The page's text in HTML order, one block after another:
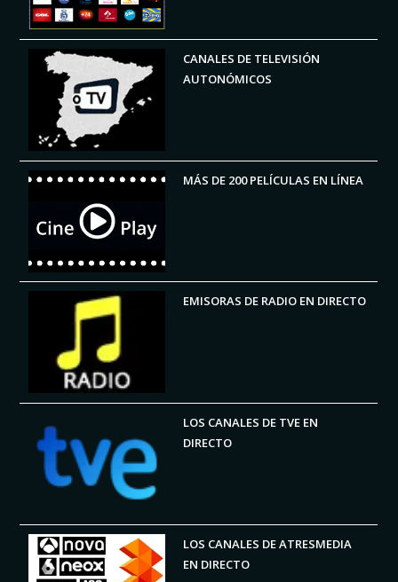
CANALES DE TELEVISIÓN
AUTONÓMICOS
MÁS DE 200 PELÍCULAS EN LÍNEA
EMISORAS DE RADIO EN DIRECTO
LOS CANALES DE TVE EN
DIRECTO
LOS CANALES DE ATRESMEDIA
EN DIRECTO